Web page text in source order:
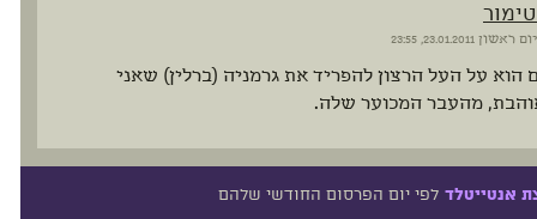
טימור
יום ראשון
הוא על העל הרצון להפריד את גרמניה (ברלין) שאני
מהעבר המכוער שלה.
אנטייטלד לפי יום הפרסום החודשי שלהם